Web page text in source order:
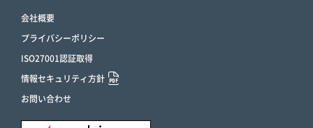
会社概要
プライバシーポリシー
ISO27001認証取得
情報セキュリティ方針
お問い合わせ